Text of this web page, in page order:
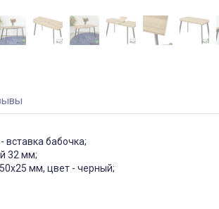
вставка бабочка;
32 мм;
мм, цвет - черный;